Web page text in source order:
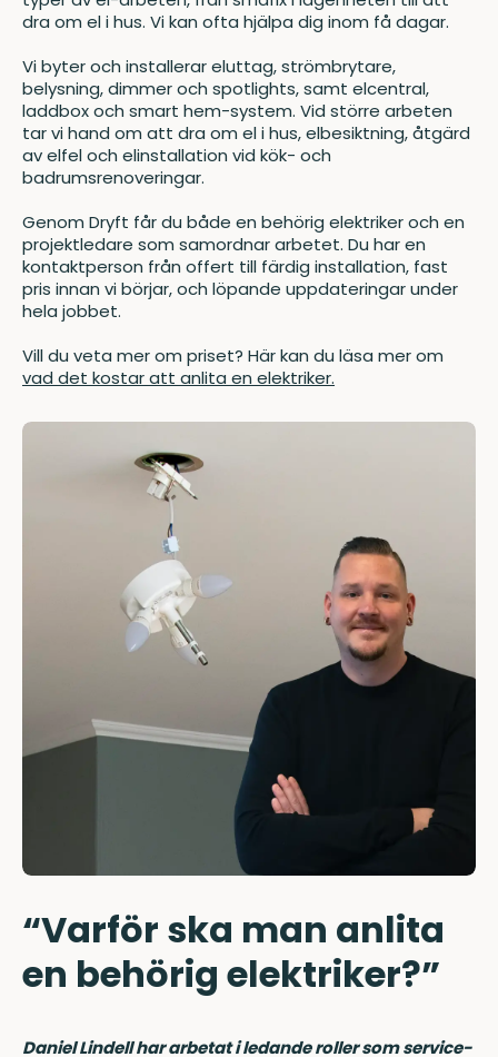
dra om el i hus. Vi kan ofta hjälpa dig inom få dagar.
Vi byter och installerar eluttag, strömbrytare,
belysning, dimmer och spotlights, samt elcentral,
laddbox och smart hem-system. Vid större arbeten
tar vi hand om att dra om el i hus, elbesiktning, åtgärd
av elfel och elinstallation vid kök- och
badrumsrenoveringar.
Genom Dryft får du både en behörig elektriker och en
projektledare som samordnar arbetet. Du har en
kontaktperson från offert till färdig installation, fast
pris innan vi börjar, och löpande uppdateringar under
hela jobbet.
Vill du veta mer om priset? Här kan du läsa mer om
vad det kostar att anlita en elektriker.
“Varför ska man anlita
en behörig elektriker?”
Daniel Lindell har arbetat i ledande roller som service-